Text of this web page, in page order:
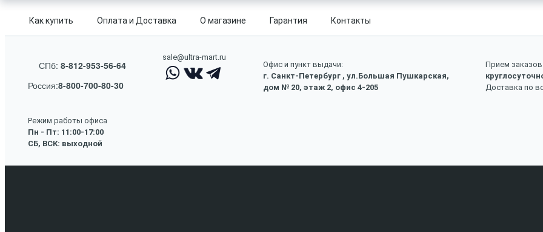
Как купить Оплата и Доставка О магазине Гарантия Контакты
СПб: 8-812-953-56-64
Россия:8-800-700-80-30
sale@ultra-mart.ru
Офис и пункт выдачи:
г. Санкт-Петербург , ул.Большая Пушкарская,
дом № 20, этаж 2, офис 4-205
Прием заказов
Доставка по
Режим работы офиса
Пн - Пт: 11:00-17:00
СБ, ВСК: выходной